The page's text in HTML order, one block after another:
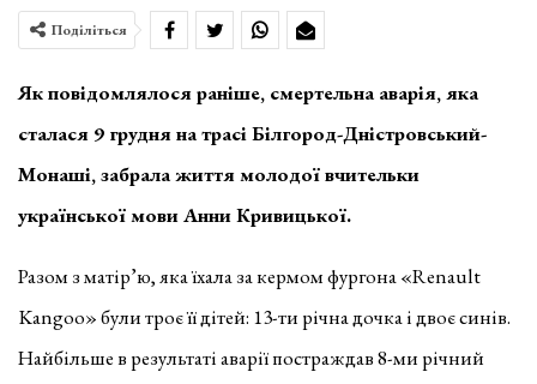
Поділіться
Як повідомлялося раніше, смертельна аварія, яка
сталася 9 грудня на трасі Білгород-Дністровський-
Монаші, забрала життя молодої вчительки
української мови Анни Кривицької.
Разом з матір’ю, яка їхала за кермом фургона «Renault
Kangoo» були троє її дітей: 13-ти річна дочка і двоє синів.
Найбільше в результаті аварії постраждав 8-ми річний